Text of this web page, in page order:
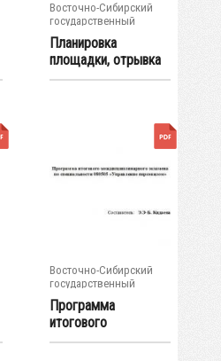
Восточно-Сибирский
государственный
университет...
Планировка
площадки, отрывка
котлованов...
Восточно-Сибирский
государственный
университет...
Программа
итогового
междисциплинарног